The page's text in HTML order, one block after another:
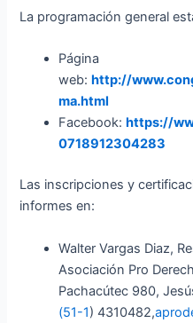
La programación general
Página
web: http://
ma.html
Facebook: https://
0718912304283
Las inscripciones y
informes en:
Walter Vargas Diaz,
Asociación Pro
Pachacútec 980,
(51-1) 4310482,